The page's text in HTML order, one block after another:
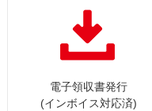
電子領収書発行
(インボイス対応済)